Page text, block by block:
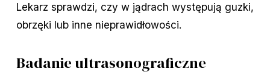
Lekarz sprawdzi, czy w jądrach występują guzki,
obrzęki lub inne nieprawidłowości.
Badanie ultrasonograficzne